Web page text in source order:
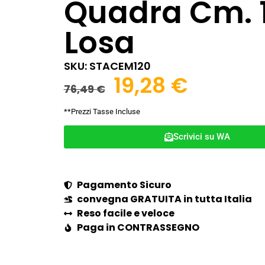
Quadra Cm.
Losa
SKU: STACEM120
76,49€ 19,28 €
**Prezzi Tasse Incluse
Scrivici su WA
Pagamento Sicuro
convegna GRATUITA in tutta Italia
Reso facile e veloce
Paga in CONTRASSEGNO